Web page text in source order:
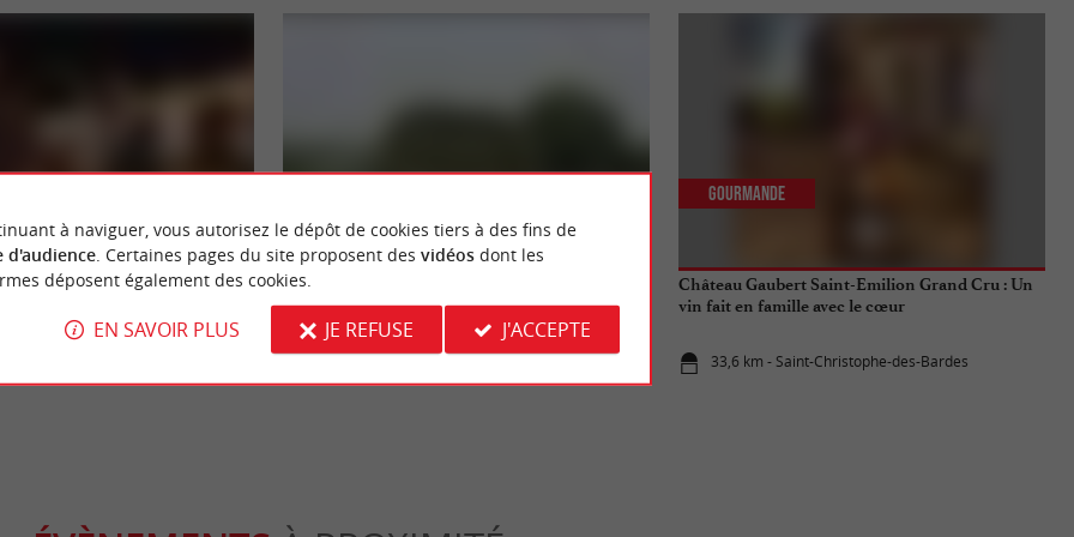
: Spectacle historique son
Castillon-la-Bataille
26,9 km - Castillon-la-Bataille
Château Gaubert Saint-Emilion Grand Cru : Un
vin fait en famille avec le cœur
33,6 km - Saint-Christophe-des-Bardes
Gourmande
à naviguer, vous autorisez le dépôt de cookies tiers à des fins de
d'audience. Certaines pages du site proposent des vidéosdont les
déposent également des cookies.
EN SAVOIR PLUS JE REFUSE J'ACCEPTE